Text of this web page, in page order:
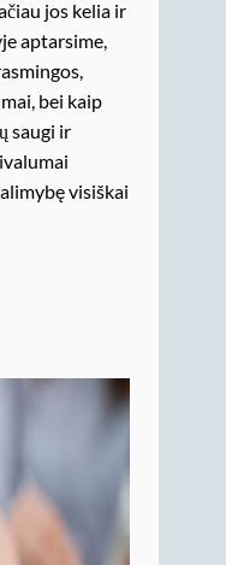
jos kelia ir
aptarsime,
bei kaip
saugi ir
visiškai